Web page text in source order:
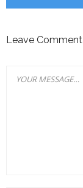
Leave Comment